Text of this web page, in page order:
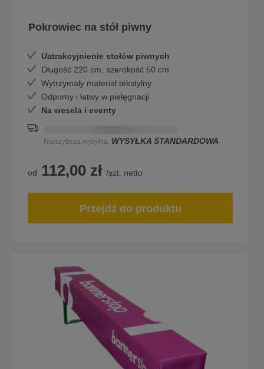
Pokrowiec na stół piwny
Uatrakcyjnienie stołów piwnych
Długość 220 cm, szerokość 50 cm
Wytrzymały materiał tekstylny
Odporny i łatwy w pielęgnacji
Na wesela i eventy
Najszybsza wysyłka: WYSYŁKA STANDARDOWA
od 112,00 zł /szt. netto
Przejdź do produktu